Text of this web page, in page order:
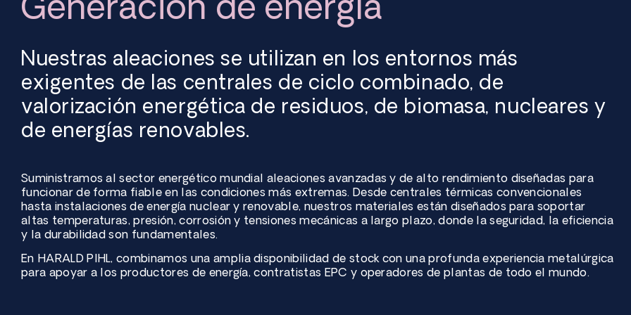
Nuestras aleaciones se utilizan en los entornos más
exigentes de las centrales de ciclo combinado, de
valorización energética de residuos, de biomasa, nucleares y
de energías renovables.
Suministramos al sector energético mundial aleaciones avanzadas y de alto rendimiento diseñadas para
funcionar de forma fiable en las condiciones más extremas. Desde centrales térmicas convencionales
hasta instalaciones de energía nuclear y renovable, nuestros materiales están diseñados para soportar
altas temperaturas, presión, corrosión y tensiones mecánicas a largo plazo, donde la seguridad, la eficiencia
y la durabilidad son fundamentales.
En HARALD PIHL, combinamos una amplia disponibilidad de stock con una profunda experiencia metalúrgica
para apoyar a los productores de energía, contratistas EPC y operadores de plantas de todo el mundo.